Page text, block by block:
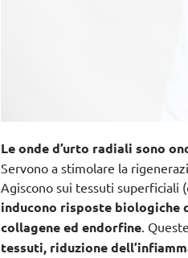
Le onde d’urto radiali sono
Servono astimolare la
Agiscono sui tessuti superficiali
inducono risposte biologiche
collagene ed endorfine.
tessuti, riduzione